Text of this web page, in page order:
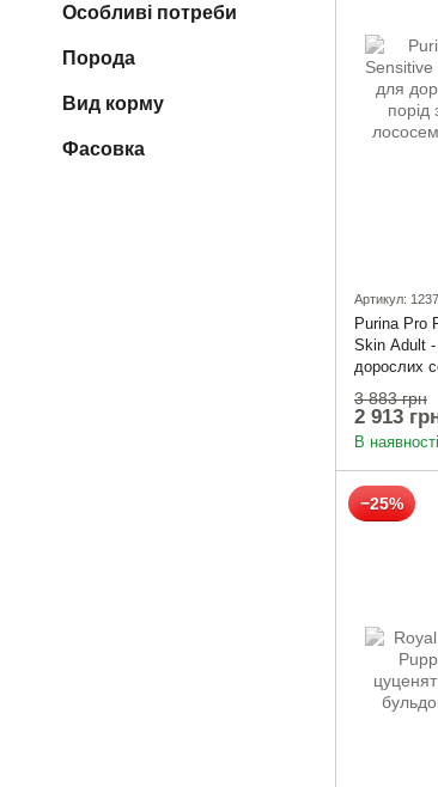
Артикул:
Purina Pro
Skin Adult
дорослих
чутливою
3 883 грн
2 913
В наявності
−25%
Особливі потреби
Порода
Вид корму
Фасовка